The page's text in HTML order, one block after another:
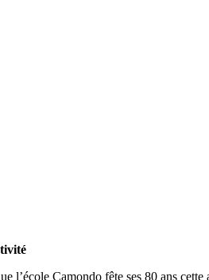
Camondo fête ses 80 ans